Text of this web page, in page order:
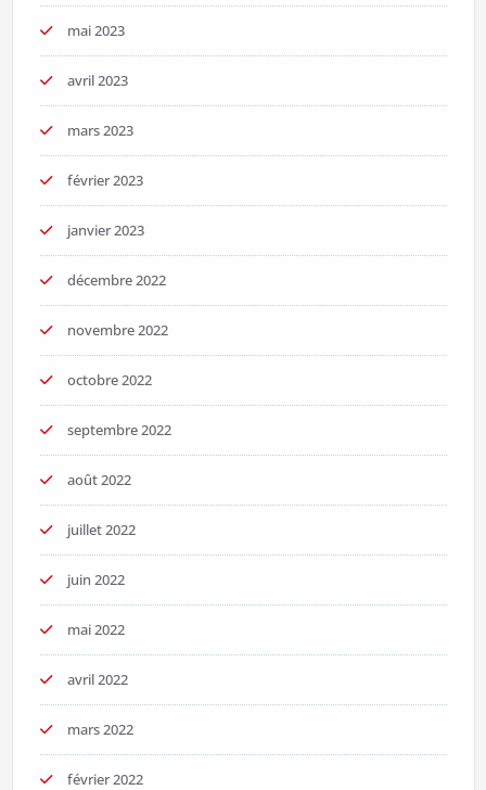
mai 2023
avril 2023
mars 2023
février 2023
janvier 2023
décembre 2022
novembre 2022
octobre 2022
septembre 2022
août 2022
juillet 2022
juin 2022
mai 2022
avril 2022
mars 2022
février 2022